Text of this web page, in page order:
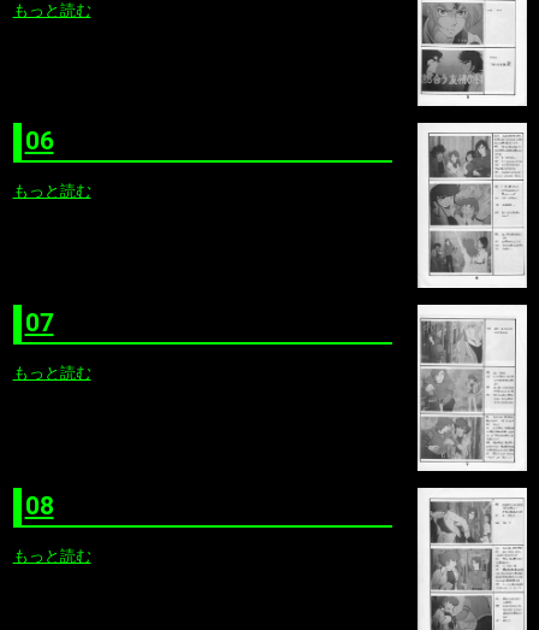
もっと読む
06
もっと読む
07
もっと読む
08
もっと読む